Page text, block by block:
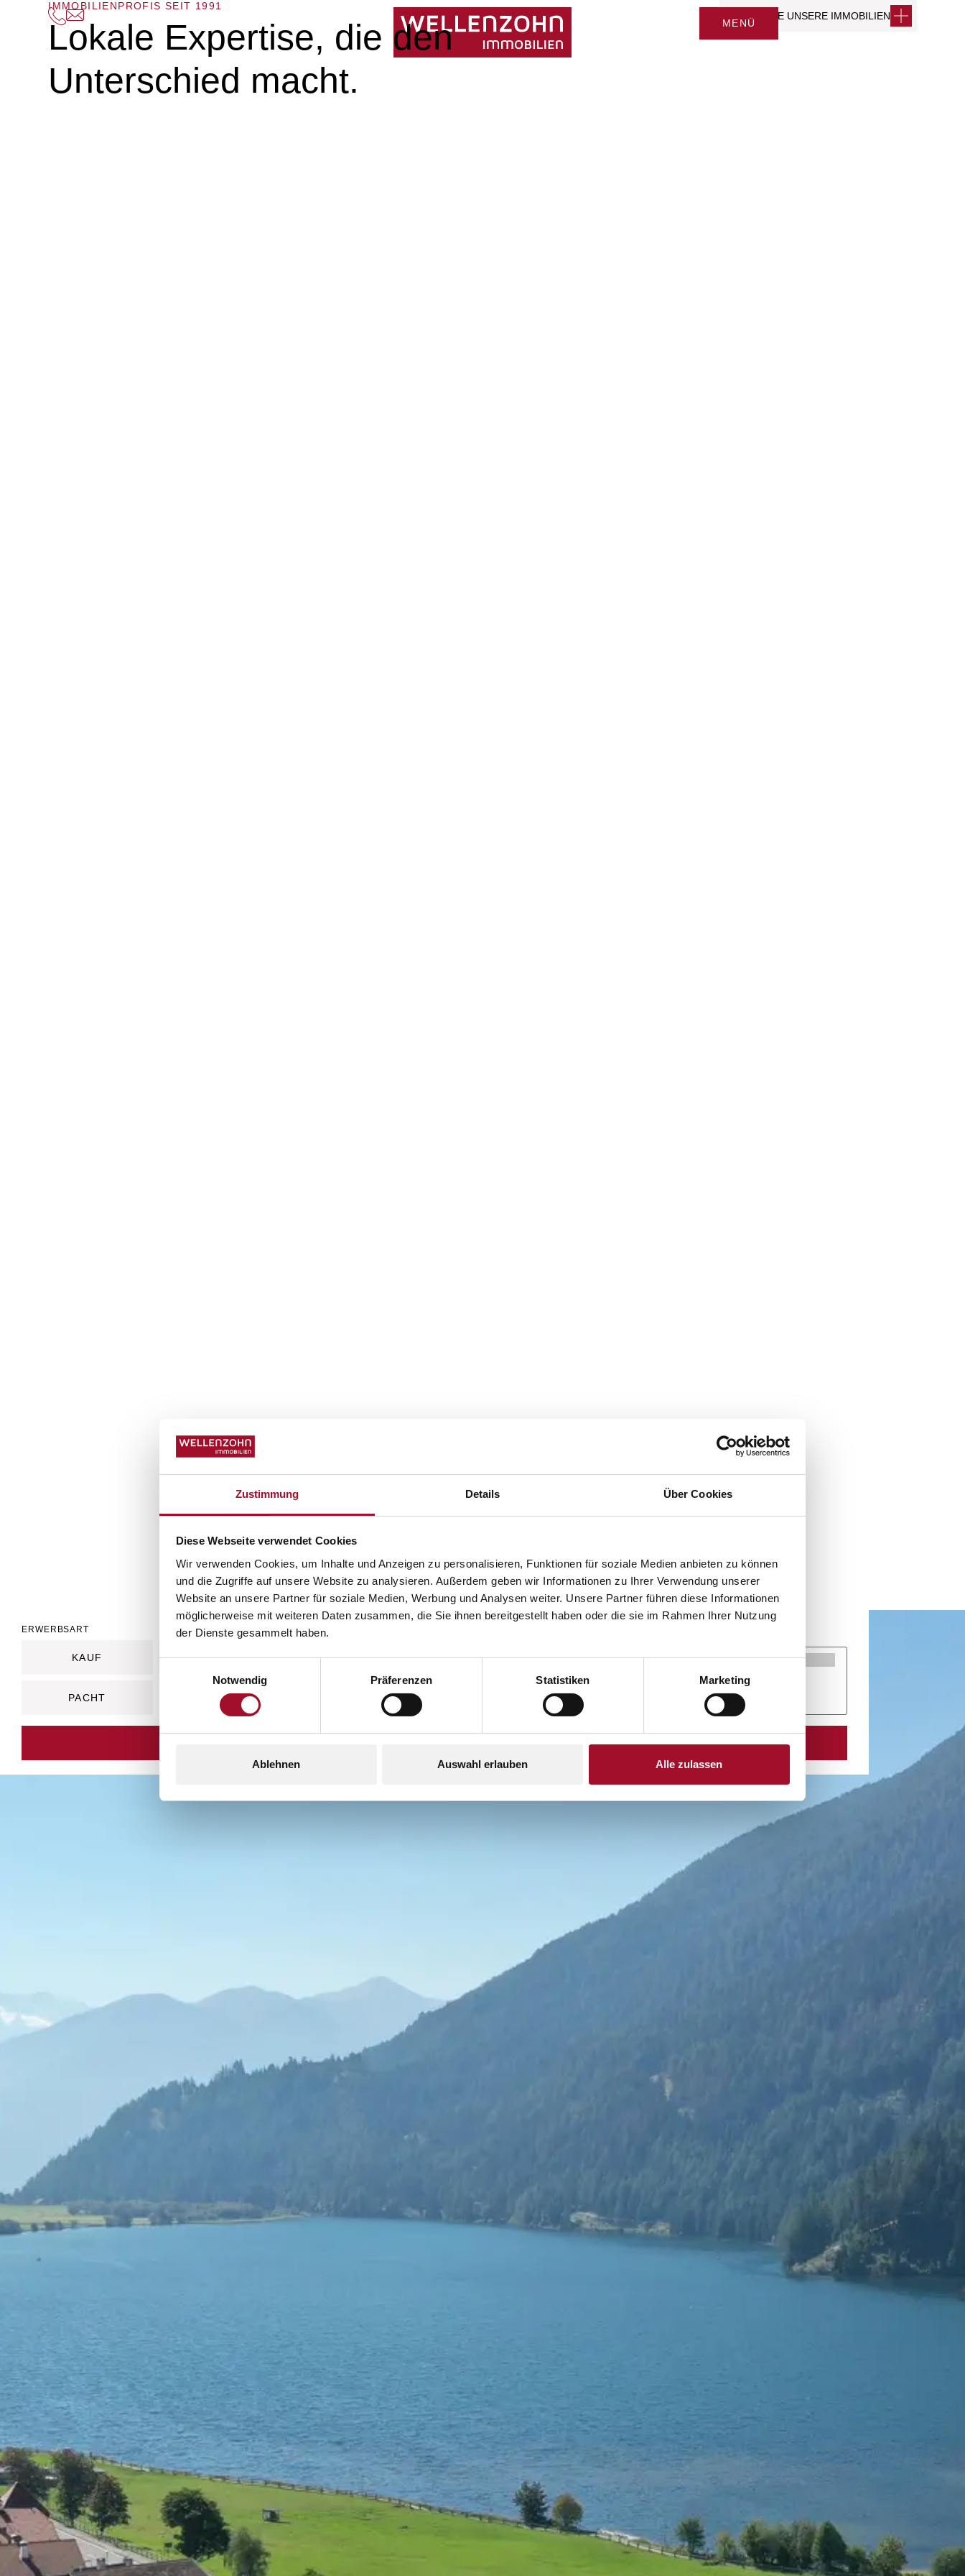
Zustimmung Details Über Cookies
Diese Webseite verwendet Cookies
Wir verwenden Cookies, um Inhalte und Anzeigen zu personalisieren, Funktionen für soziale Medien anbieten zu können
und die Zugriffe auf unsere Website zu analysieren. Außerdem geben wir Informationen zu Ihrer Verwendung unserer
Website an unsere Partner für soziale Medien, Werbung und Analysen weiter. Unsere Partner führen diese Informationen
möglicherweise mit weiteren Daten zusammen, die Sie ihnen bereitgestellt haben oder die sie im Rahmen Ihrer Nutzung
der Dienste gesammelt haben.
Notwendig
Präferenzen Statistiken Marketing
Ablehnen Auswahl erlauben Alle zulassen
MENÜ
IMMOBILIENPROFIS SEIT 1991
Lokale Expertise, die den
Unterschied macht.
ENTDECKE UNSERE IMMOBILIEN
ERWERBSART
KAUF MIETE
PACHT
TYP